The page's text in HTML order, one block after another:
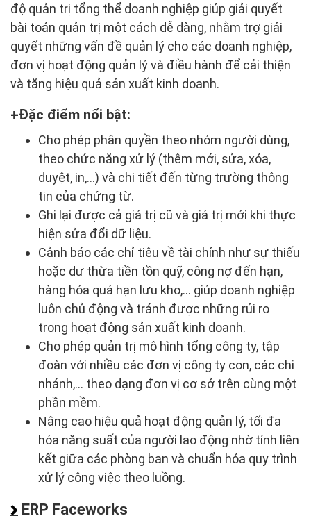
độ quản trị tổng thể doanh nghiệp giúp giải quyết
bài toán quản trị một cách dễ dàng, nhằm trợ giải
quyết những vấn đề quản lý cho các doanh nghiệp,
đơn vị hoạt động quản lý và điều hành để cải thiện
và tăng hiệu quả sản xuất kinh doanh.
Đặc điểm nổi bật:
Cho phép phân quyền theo nhóm người dùng,
theo chức năng xử lý (thêm mới, sửa, xóa,
duyệt, in,...) và chi tiết đến từng trường thông
tin của chứng từ.
Ghi lại được cả giá trị cũ và giá trị mới khi thực
hiện sửa đổi dữ liệu.
Cảnh báo các chỉ tiêu về tài chính như sự thiếu
hoặc dư thừa tiền tồn quỹ, công nợ đến hạn,
hàng hóa quá hạn lưu kho,... giúp doanh nghiệp
luôn chủ động và tránh được những rủi ro
trong hoạt động sản xuất kinh doanh.
Cho phép quản trị mô hình tổng công ty, tập
đoàn với nhiều các đơn vị công ty con, các chi
nhánh,... theo dạng đơn vị cơ sở trên cùng một
phần mềm.
Nâng cao hiệu quả hoạt động quản lý, tối đa
hóa năng suất của người lao động nhờ tính liên
kết giữa các phòng ban và chuẩn hóa quy trình
xử lý công việc theo luồng.
ERP Faceworks